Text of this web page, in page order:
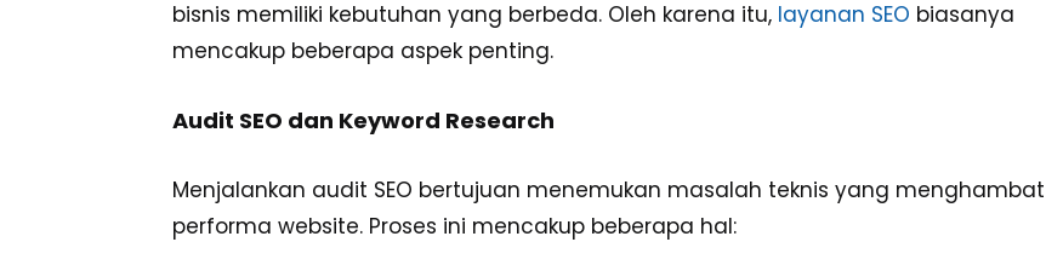
bisnis memiliki kebutuhan yang berbeda. Oleh karena itu, layanan SEO biasanya
mencakup beberapa aspek penting.
Audit SEO dan Keyword Research
Menjalankan audit SEO bertujuan menemukan masalah teknis yang menghambat
performa website. Proses ini mencakup beberapa hal: